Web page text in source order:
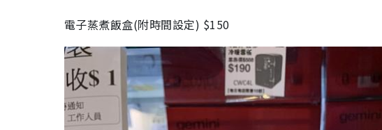
電子蒸煮飯盒(附時間設定) $150